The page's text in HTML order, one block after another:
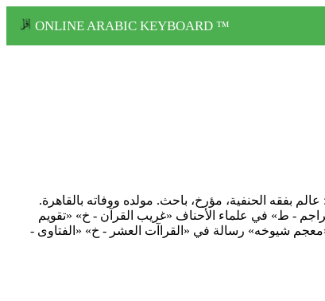
ONLINE ARABIC KEYBOARD ™
الجمالي: عالم بفقه الحنفية، مؤرخ، باحث. مولده ووفاته بالقاهرة.
- ط» في علماء الأحناف «غريب القرآن - خ» «تقويم
شيوخه» رسالة في «القراآت العشر - خ» «الفتاوى -